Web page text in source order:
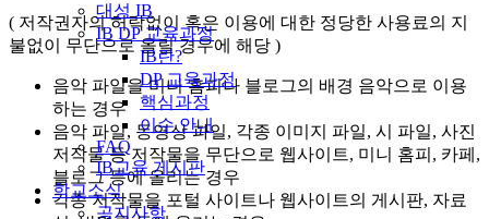
대성 IB
IB DP 교육과정
IB란?
DP 교육과정
핵심과정
이수 안내
FAQ
IB교육 게시판
학교소식
공지사항
( 저작권자의 허락없이 혹은 이용에 대한 정당한 사용료의 지
불없이 무단으로 올릴 경우에 해당 )
음악 파일을 미니 홈피나 블로그의 배경 음악으로 이용
하는 경우
음악 파일, 동영상 파일, 각종 이미지 파일, 시 파일, 사진
저작물 등 저작물을 무단으로 웹사이트, 미니 홈피, 카페,
블로그 등에 올리는 경우
각종 저작물을 포털 사이트나 웹사이트의 게시판, 자료